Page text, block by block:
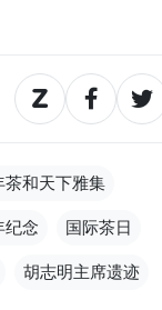
茶和天下雅集
纪念 国际茶日
胡志明主席遗迹